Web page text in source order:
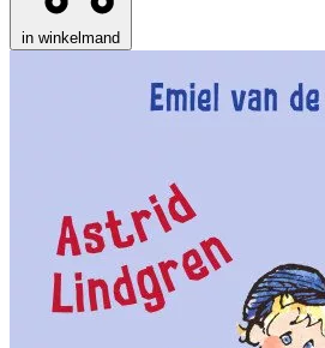
in winkelmand